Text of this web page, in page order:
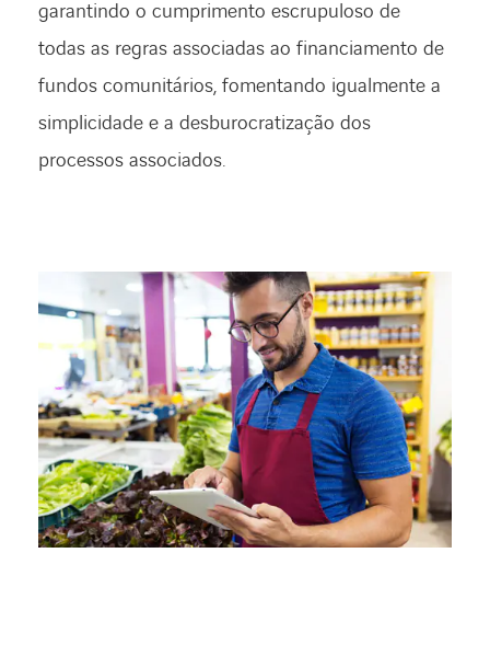
garantindo o cumprimento escrupuloso de
todas as regras associadas ao financiamento de
fundos comunitários, fomentando igualmente a
simplicidade e a desburocratização dos
processos associados.